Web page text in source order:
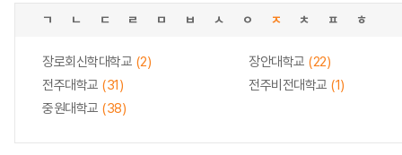
ㄱ ㄴ ㄷ ㄹ ㅁ ㅂ ㅅ ㅇ ㅈ ㅊ ㅍ ㅎ
장로회신학대학교 (2) 장안대학교 (22)
전주대학교 (31) 전주비전대학교 (1)
중원대학교 (38)